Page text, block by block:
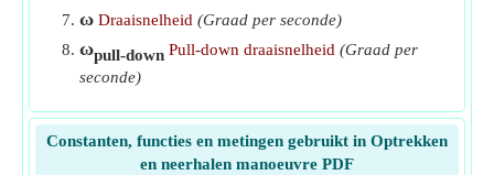
ω Draaisnelheid (Graad per seconde)
ωpull-down Pull-down draaisnelheid (Graad per
seconde)
Constanten, functies en metingen gebruikt in Optrekken
en neerhalen manoeuvre PDF